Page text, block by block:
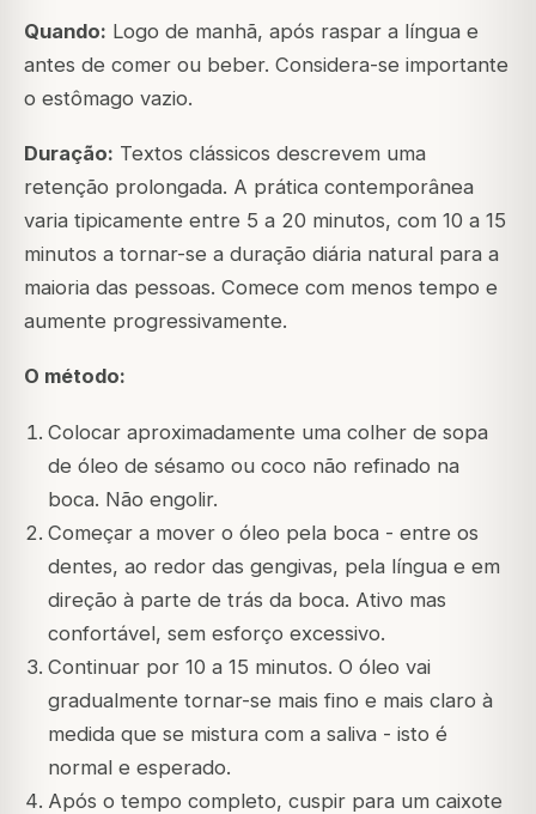
Quando: Logo de manhã, após raspar a língua e
antes de comer ou beber. Considera-se importante
o estômago vazio.
Duração: Textos clássicos descrevem uma
retenção prolongada. A prática contemporânea
varia tipicamente entre 5 a 20 minutos, com 10 a 15
minutos a tornar-se a duração diária natural para a
maioria das pessoas. Comece com menos tempo e
aumente progressivamente.
O método:
Colocar aproximadamente uma colher de sopa
de óleo de sésamo ou coco não refinado na
boca. Não engolir.
Começar a mover o óleo pela boca - entre os
dentes, ao redor das gengivas, pela língua e em
direção à parte de trás da boca. Ativo mas
confortável, sem esforço excessivo.
Continuar por 10 a 15 minutos. O óleo vai
gradualmente tornar-se mais fino e mais claro à
medida que se mistura com a saliva - isto é
normal e esperado.
Após o tempo completo, cuspir para um caixote